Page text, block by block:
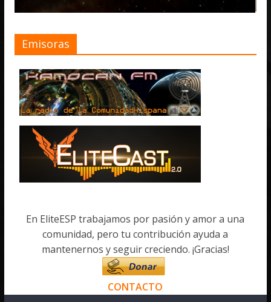
Emisoras
En EliteESP trabajamos por pasión y amor a una
comunidad, pero tu contribución ayuda a
mantenernos y seguir creciendo. ¡Gracias!
CONTACTO